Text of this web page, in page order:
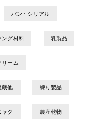
パン・シリアル
ング材料 乳製品
リーム
蔵他 練り製品
ャク 農産乾物